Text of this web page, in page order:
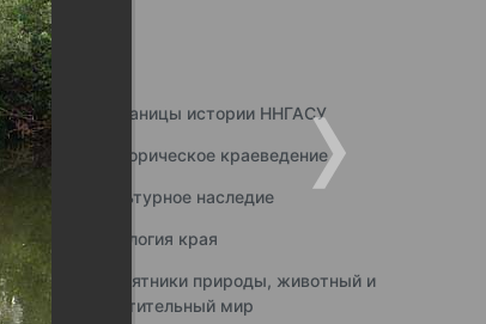
Страницы истории ННГАСУ
Историческое краеведение
Культурное наследие
Экология края
Памятники природы, животный и
растительный мир